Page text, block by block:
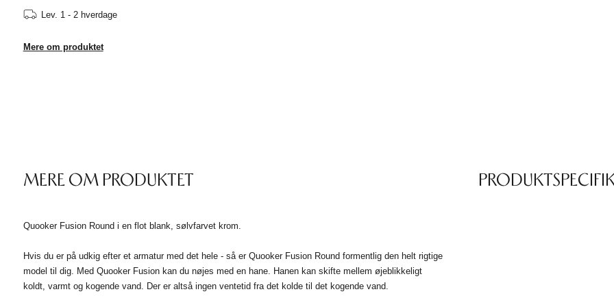
Lev. 1 - 2 hverdage
Mere om produktet
MERE OM PRODUKTET
Quooker Fusion Round i en flot blank, sølvfarvet krom.
Hvis du er på udkig efter et armatur med det hele - så er Quooker Fusion Round formentlig den helt rigtige
model til dig. Med Quooker Fusion kan du nøjes med en hane. Hanen kan skifte mellem øjeblikkeligt
koldt, varmt og kogende vand. Der er altså ingen ventetid fra det kolde til det kogende vand.